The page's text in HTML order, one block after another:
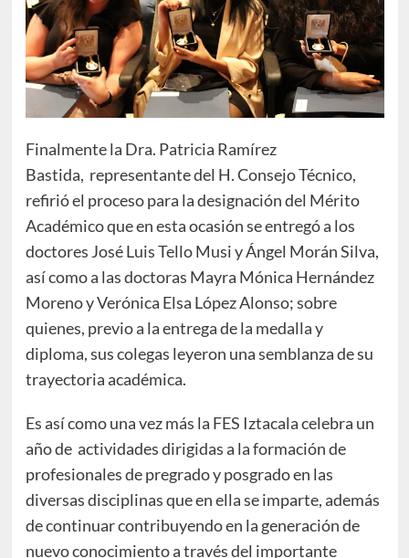
Finalmente la Dra. Patricia Ramírez
Bastida, representante del H. Consejo Técnico,
refirió el proceso para la designación del Mérito
Académico que en esta ocasión se entregó a los
doctores José Luis Tello Musi y Ángel Morán Silva,
así como a las doctoras Mayra Mónica Hernández
Moreno y Verónica Elsa López Alonso; sobre
quienes, previo a la entrega de la medalla y
diploma, sus colegas leyeron una semblanza de su
trayectoria académica.
Es así como una vez más la FES Iztacala celebra un
año de actividades dirigidas a la formación de
profesionales de pregrado y posgrado en las
diversas disciplinas que en ella se imparte, además
de continuar contribuyendo en la generación de
nuevo conocimiento a través del importante